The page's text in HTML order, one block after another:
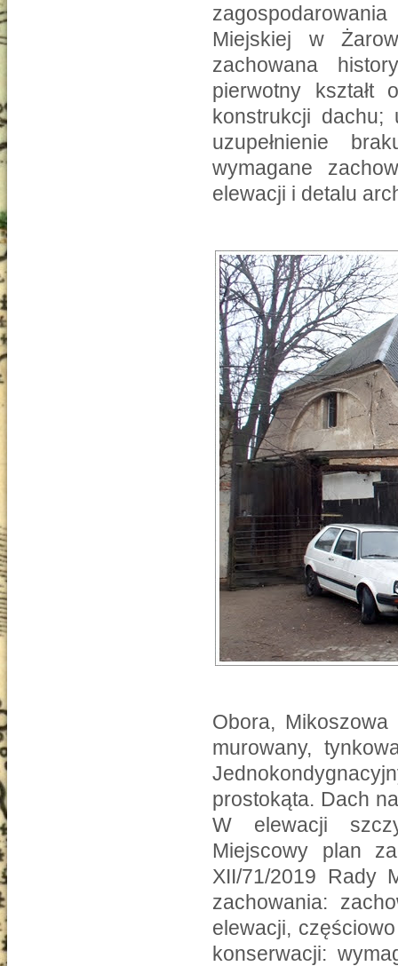
Miejskiej w
zachowana
pierwotny kształt
konstrukcji dachu;
uzupełnienie
wymagane
elewacji i detalu
Obora,
murowany,
prostokąta. Dach
W elewacji
Miejscowy plan
XII/71/2019 Rady
zachowania:
elewacji,
konserwacji: